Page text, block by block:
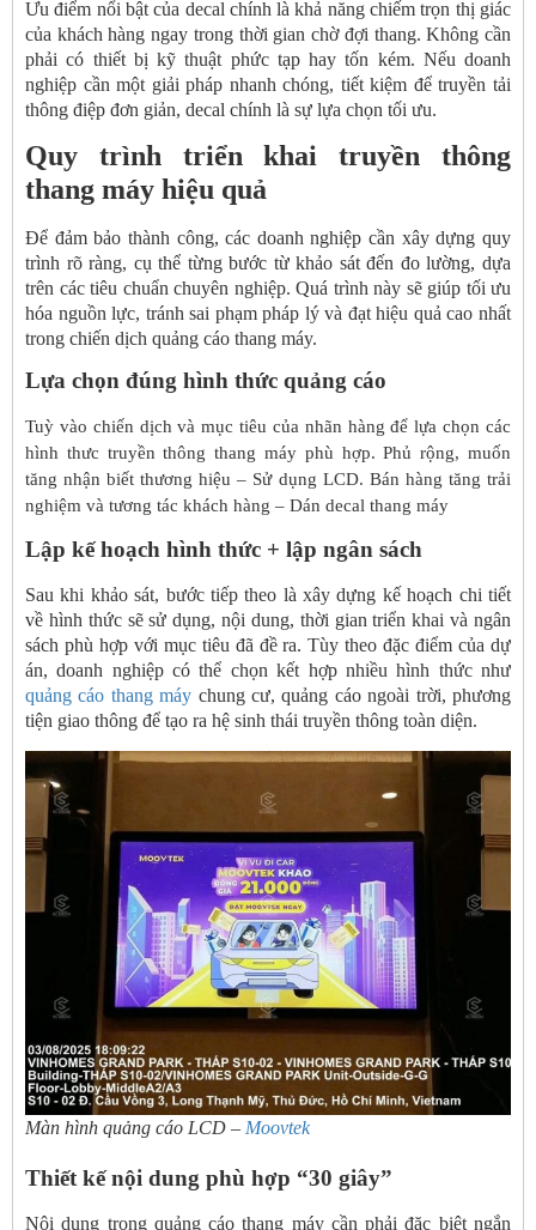
Ưu điểm nổi bật của decal chính là khả năng chiếm trọn thị giác
của khách hàng ngay trong thời gian chờ đợi thang. Không cần
phải có thiết bị kỹ thuật phức tạp hay tốn kém. Nếu doanh
nghiệp cần một giải pháp nhanh chóng, tiết kiệm để truyền tải
thông điệp đơn giản, decal chính là sự lựa chọn tối ưu.
Quy trình triển khai truyền thông
thang máy hiệu quả
Để đảm bảo thành công, các doanh nghiệp cần xây dựng quy
trình rõ ràng, cụ thể từng bước từ khảo sát đến đo lường, dựa
trên các tiêu chuẩn chuyên nghiệp. Quá trình này sẽ giúp tối ưu
hóa nguồn lực, tránh sai phạm pháp lý và đạt hiệu quả cao nhất
trong chiến dịch quảng cáo thang máy.
Lựa chọn đúng hình thức quảng cáo
Tuỳ vào chiến dịch và mục tiêu của nhãn hàng để lựa chọn các
hình thưc truyền thông thang máy phù hợp. Phủ rộng, muốn
tăng nhận biết thương hiệu – Sử dụng LCD. Bán hàng tăng trải
nghiệm và tương tác khách hàng – Dán decal thang máy
Lập kế hoạch hình thức + lập ngân sách
Sau khi khảo sát, bước tiếp theo là xây dựng kế hoạch chi tiết
về hình thức sẽ sử dụng, nội dung, thời gian triển khai và ngân
sách phù hợp với mục tiêu đã đề ra. Tùy theo đặc điểm của dự
án, doanh nghiệp có thể chọn kết hợp nhiều hình thức như
quảng cáo thang máy chung cư, quảng cáo ngoài trời, phương
tiện giao thông để tạo ra hệ sinh thái truyền thông toàn diện.
Màn hình quảng cáo LCD – Moovtek
Thiết kế nội dung phù hợp “30 giây”
Nội dung trong quảng cáo thang máy cần phải đặc biệt ngắn